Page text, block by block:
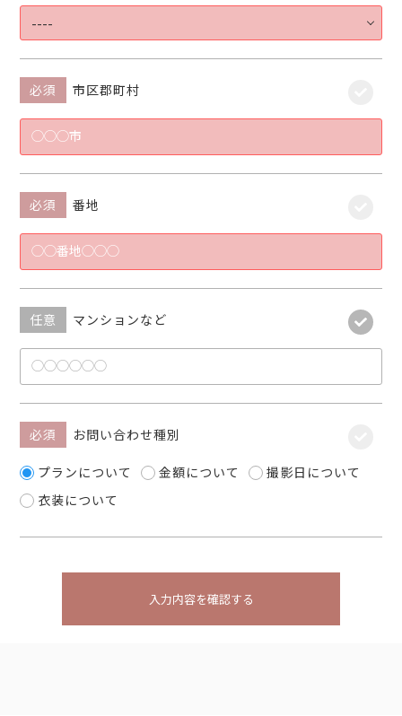
必須 市区郡町村
必須 番地
任意 マンションなど
必須 お問い合わせ種別
プランについて 金額について
撮影日について
衣装について
入力内容を確認する